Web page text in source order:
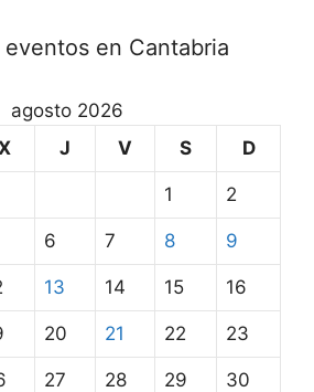
en Cantabria
agosto 2026
J V S D
1 2
6 7 8 9
13 14 15 16
20 21 22 23
27 28 29 30